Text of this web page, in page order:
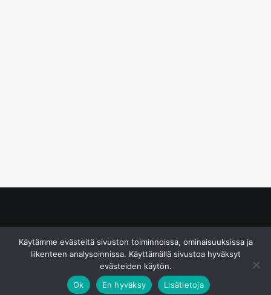
Käytämme evästeitä sivuston toiminnoissa, ominaisuuksissa ja
liikenteen analysoinnissa. Käyttämällä sivustoa hyväksyt
evästeiden käytön.
Ok
En hyväksy Lisätietoja